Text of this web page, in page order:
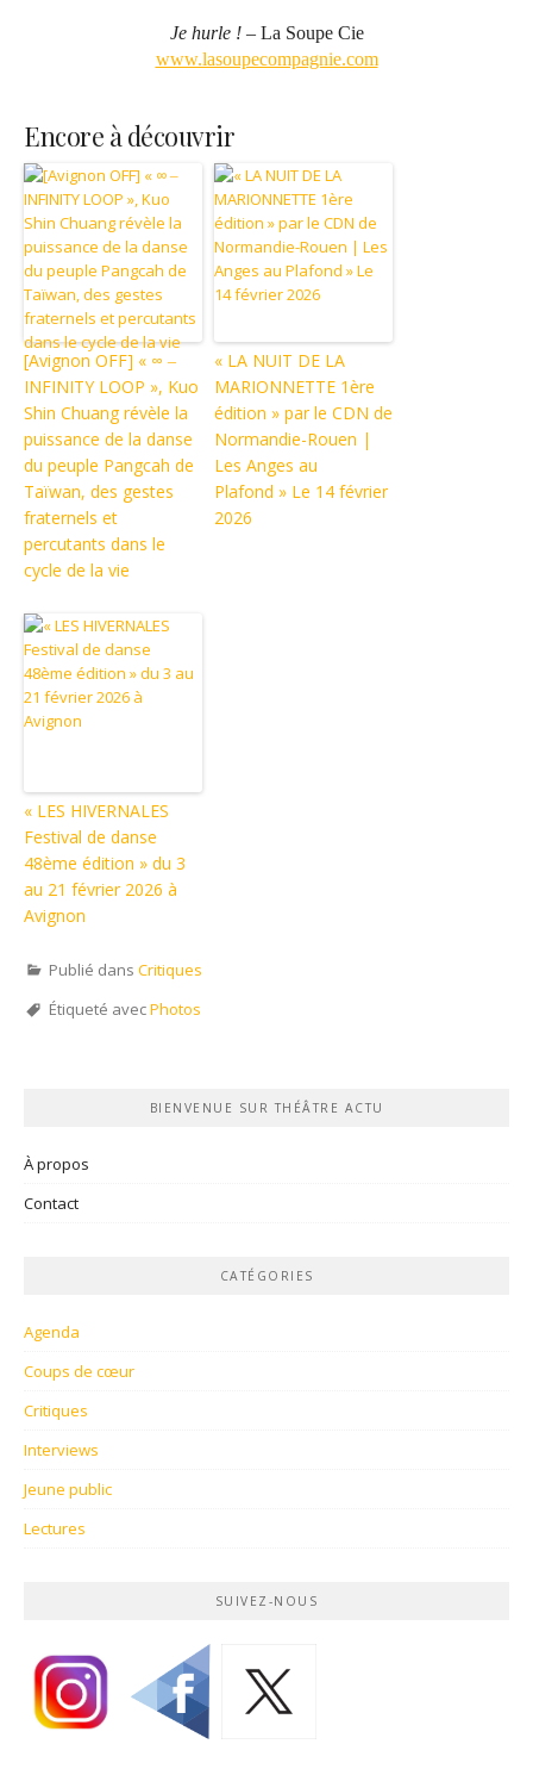
Je hurle !– La Soupe Cie
www.lasoupecompagnie.com
Encore à découvrir
[Avignon OFF] « ∞ ‒
INFINITY LOOP », Kuo
Shin Chuang révèle la
puissance de la danse
du peuple Pangcah de
Taïwan, des gestes
fraternels et
percutants dans le
cycle de la vie
« LA NUIT DE LA
MARIONNETTE 1ère
édition » par le CDN de
Normandie-Rouen |
Les Anges au
Plafond » Le 14 février
2026
« LES HIVERNALES
Festival de danse
48ème édition » du 3
au 21 février 2026 à
Avignon
Publié dans Critiques
Étiqueté avecPhotos
BIENVENUE SUR THÉÂTRE ACTU
À propos
Contact
CATÉGORIES
Agenda
Coups de cœur
Critiques
Interviews
Jeune public
Lectures
SUIVEZ-NOUS